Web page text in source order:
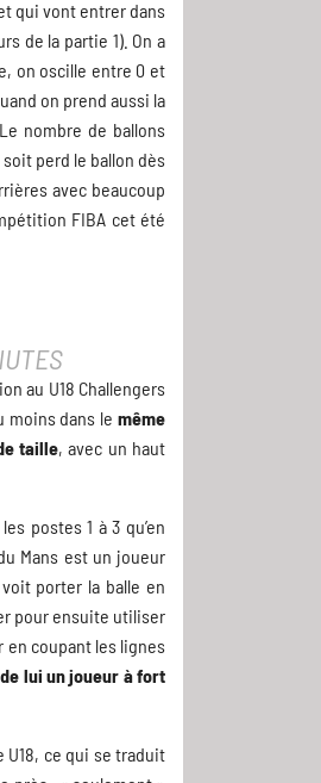
qui vont entrer dans
de la partie 1). On a
on oscille entre 0 et
on prend aussi la
nombre de ballons
perd le ballon dès
avec beaucoup
FIBA cet été
au U18 Challengers
moins dans le même
taille, avec un haut
postes 1 à 3 qu’en
Mans est un joueur
porter la balle en
pour ensuite utiliser
en coupant les lignes
lui un joueur à fort
U18, ce qui se traduit